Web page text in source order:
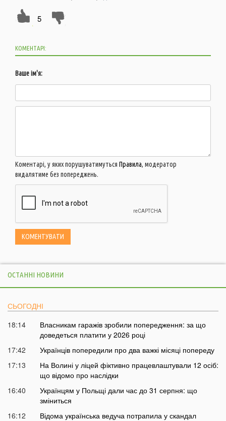
5
КОМЕНТАРІ:
Ваше ім'я:
Коментарі, у яких порушуватимуться Правила, модератор
видалятиме без попереджень.
ОСТАННІ НОВИНИ
СЬОГОДНІ
18:14
Власникам гаражів зробили попередження: за що
доведеться платити у 2026 році
17:42
Українців попередили про два важкі місяці попереду
17:13
На Волині у ліцей фіктивно працевлаштували 12 осіб:
що відомо про наслідки
16:40
Українцям у Польщі дали час до 31 серпня: що
зміниться
16:12
Відома українська ведуча потрапила у скандал